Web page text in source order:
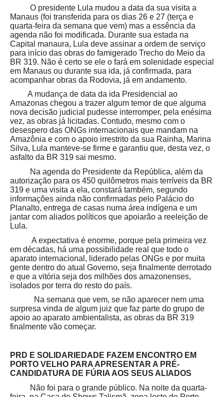
O presidente Lula mudou a data da sua visita a
Manaus (foi transferida para os dias 26 e 27 (terça e
quarta-feira da semana que vem) mas a essência da
agenda não foi modificada. Durante sua estada na
Capital manaura, Lula deve assinar a ordem de serviço
para início das obras do famigerado Trecho do Meio da
BR 319. Não é certo se ele o fará em solenidade especial
em Manaus ou durante sua ida, já confirmada, para
acompanhar obras da Rodovia, já em andamento.
A mudança de data da ida Presidencial ao
Amazonas chegou a trazer algum temor de que alguma
nova decisão judicial pudesse interromper, pela enésima
vez, as obras já licitadas. Contudo, mesmo com o
desespero das ONGs internacionais que mandam na
Amazônia e com o apoio irrestrito da sua Rainha, Marina
Silva, Lula manteve-se firme e garantiu que, desta vez, o
asfalto da BR 319 sai mesmo.
Na agenda do Presidente da República, além da
autorização para os 450 quilômetros mais terríveis da BR
319 e uma visita a ela, constará também, segundo
informações ainda não confirmadas pelo Palácio do
Planalto, entrega de casas numa área indígena e um
jantar com aliados políticos que apoiarão a reeleição de
Lula.
A expectativa é enorme, porque pela primeira vez
em décadas, há uma possibilidade real que todo o
aparato internacional, liderado pelas ONGs e por muita
gente dentro do atual Governo, seja finalmente derrotado
e que a vitória seja dos milhões dos amazonenses,
isolados por terra do resto do país.
Na semana que vem, se não aparecer nem uma
surpresa vinda de algum juiz que faz parte do grupo de
apoio ao aparato ambientalista, as obras da BR 319
finalmente vão começar.
PRD E SOLIDARIEDADE FAZEM ENCONTRO EM
PORTO VELHO PARA APRESENTAR A PRÉ-
CANDIDATURA DE FÚRIA AOS SEUS ALIADOS
Não foi para o grande público. Na noite da quarta-